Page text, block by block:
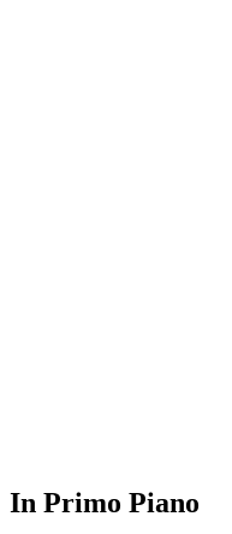
In Primo Piano